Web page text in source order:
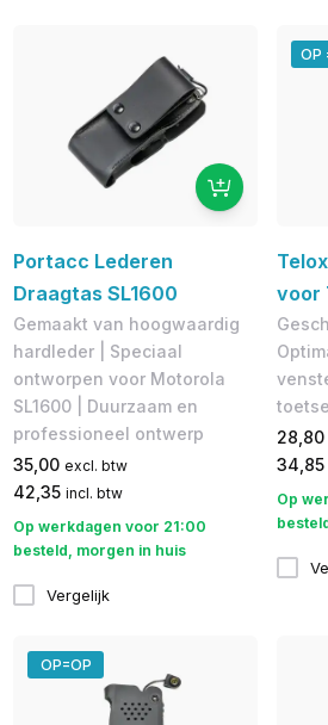
Portacc Lederen
Draagtas SL1600
Gemaakt van hoogwaardig
hardleder | Speciaal
ontworpen voor Motorola
SL1600 | Duurzaam en
professioneel ontwerp
35,00 excl. btw
42,35 incl. btw
Op werkdagen voor 21:00
besteld, morgen in huis
Vergelijk
OP
voor
28,80
34,85
Op
OP=OP